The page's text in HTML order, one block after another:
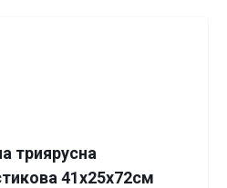
триярусна
41х25х72см